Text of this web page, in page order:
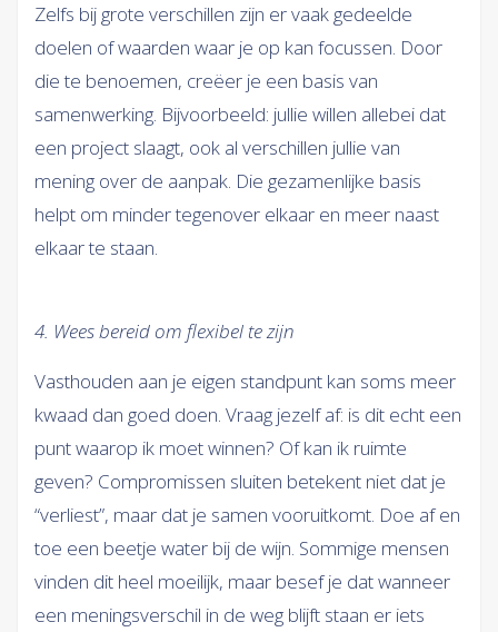
Zelfs bij grote verschillen zijn er vaak gedeelde
doelen of waarden waar je op kan focussen. Door
die te benoemen, creëer je een basis van
samenwerking. Bijvoorbeeld: jullie willen allebei dat
een project slaagt, ook al verschillen jullie van
mening over de aanpak. Die gezamenlijke basis
helpt om minder tegenover elkaar en meer naast
elkaar te staan.
4. Wees bereid om flexibel te zijn
Vasthouden aan je eigen standpunt kan soms meer
kwaad dan goed doen. Vraag jezelf af: is dit echt een
punt waarop ik moet winnen? Of kan ik ruimte
geven? Compromissen sluiten betekent niet dat je
“verliest”, maar dat je samen vooruitkomt. Doe af en
toe een beetje water bij de wijn. Sommige mensen
vinden dit heel moeilijk, maar besef je dat wanneer
een meningsverschil in de weg blijft staan er iets